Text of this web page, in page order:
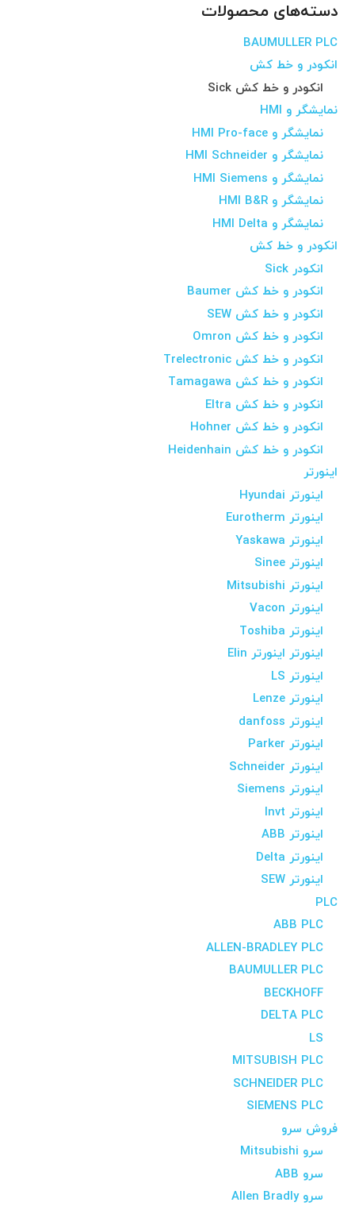
دسته‌های محصولات
BAUMULLER PLC
انکودر و خط کش
انکودر و خط کش Sick
نمایشگر و HMI
نمایشگر و HMI Pro-face
نمایشگر و HMI Schneider
نمایشگر و HMI Siemens
نمایشگر و HMI B&R
نمایشگر و HMI Delta
انکودر و خط کش
انکودر Sick
انکودر و خط کش Baumer
انکودر و خط کش SEW
انکودر و خط کش Omron
انکودر و خط کش Trelectronic
انکودر و خط کش Tamagawa
انکودر و خط کش Eltra
انکودر و خط کش Hohner
انکودر و خط کش Heidenhain
اینورتر
اینورتر Hyundai
اینورتر Eurotherm
اینورتر Yaskawa
اینورتر Sinee
اینورتر Mitsubishi
اینورتر Vacon
اینورتر Toshiba
اینورتر اینورتر Elin
اینورتر LS
اینورتر Lenze
اینورتر danfoss
اینورتر Parker
اینورتر Schneider
اینورتر Siemens
اینورتر Invt
اینورتر ABB
اینورتر Delta
اینورتر SEW
PLC
ABB PLC
ALLEN-BRADLEY PLC
BAUMULLER PLC
BECKHOFF
DELTA PLC
LS
MITSUBISH PLC
SCHNEIDER PLC
SIEMENS PLC
فروش سرو
سرو Mitsubishi
سرو ABB
سرو Allen Bradly